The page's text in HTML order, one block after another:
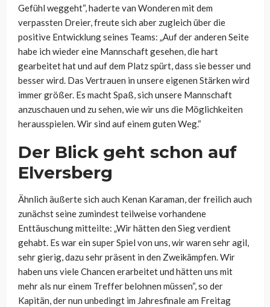
Gefühl weggeht“, haderte van Wonderen mit dem
verpassten Dreier, freute sich aber zugleich über die
positive Entwicklung seines Teams: „Auf der anderen Seite
habe ich wieder eine Mannschaft gesehen, die hart
gearbeitet hat und auf dem Platz spürt, dass sie besser und
besser wird. Das Vertrauen in unsere eigenen Stärken wird
immer größer. Es macht Spaß, sich unsere Mannschaft
anzuschauen und zu sehen, wie wir uns die Möglichkeiten
herausspielen. Wir sind auf einem guten Weg.“
Der Blick geht schon auf
Elversberg
Ähnlich äußerte sich auch Kenan Karaman, der freilich auch
zunächst seine zumindest teilweise vorhandene
Enttäuschung mitteilte: „Wir hätten den Sieg verdient
gehabt. Es war ein super Spiel von uns, wir waren sehr agil,
sehr gierig, dazu sehr präsent in den Zweikämpfen. Wir
haben uns viele Chancen erarbeitet und hätten uns mit
mehr als nur einem Treffer belohnen müssen“, so der
Kapitän, der nun unbedingt im Jahresfinale am Freitag